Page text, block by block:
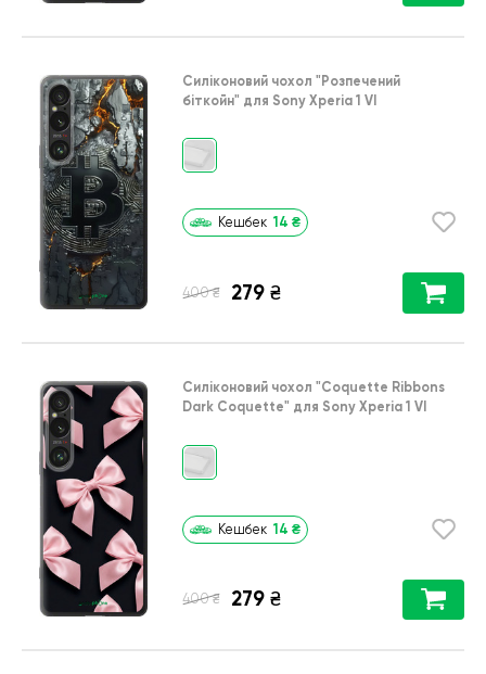
Силіконовий чохол "Розпечений
біткойн" для Sony Xperia 1 VI
Кешбек 14 ₴
400 ₴ 279 ₴
Силіконовий чохол "Coquette Ribbons
Dark Coquette" для Sony Xperia 1 VI
Кешбек 14 ₴
400 ₴ 279 ₴